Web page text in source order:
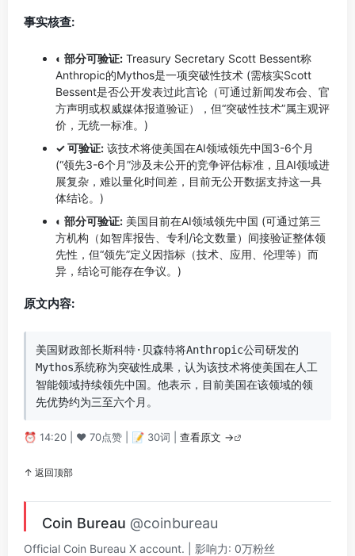
事实核查:
◐ 部分可验证: Treasury Secretary Scott Bessent称
Anthropic的Mythos是一项突破性技术 (需核实Scott
Bessent是否公开发表过此言论（可通过新闻发布会、官
方声明或权威媒体报道验证），但“突破性技术”属主观评
价，无统一标准。)
✓ 可验证: 该技术将使美国在AI领域领先中国3-6个月
(“领先3-6个月”涉及未公开的竞争评估标准，且AI领域进
展复杂，难以量化时间差，目前无公开数据支持这一具
体结论。)
◐ 部分可验证: 美国目前在AI领域领先中国 (可通过第三
方机构（如智库报告、专利/论文数量）间接验证整体领
先性，但“领先”定义因指标（技术、应用、伦理等）而
异，结论可能存在争议。)
原文内容:
美国财政部长斯科特·贝森特将Anthropic公司研发的
Mythos系统称为突破性成果，认为该技术将使美国在人工
智能领域持续领先中国。他表示，目前美国在该领域的领
先优势约为三至六个月。
⏰ 14:20 | ❤️ 70点赞 | 📝 30词 | 查看原文 →
↑ 返回顶部
Coin Bureau @coinbureau
Official Coin Bureau X account. | 影响力: 0万粉丝